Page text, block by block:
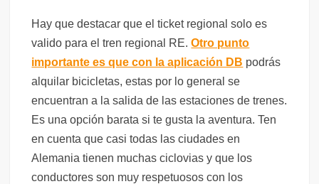
Hay que destacar que el ticket regional solo es
valido para el tren regional RE.Otro punto
importante es que con la aplicación DB podrás
alquilar bicicletas, estas por lo general se
encuentran a la salida de las estaciones de trenes.
Es una opción barata si te gusta la aventura. Ten
en cuenta que casi todas las ciudades en
Alemania tienen muchas ciclovias y que los
conductores son muy respetuosos con los